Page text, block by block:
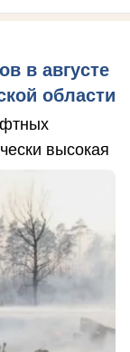
в августе
области
высокая